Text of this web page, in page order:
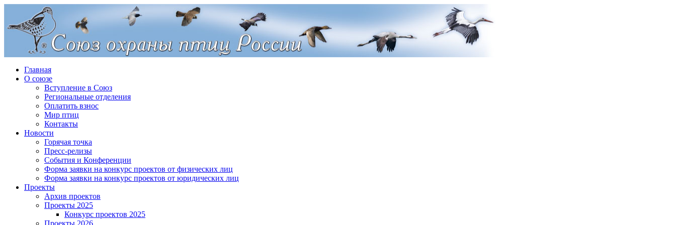
Главная
О союзе
Вступление в Союз
Региональные отделения
Оплатить взнос
Мир птиц
Контакты
Новости
Горячая точка
Пресс-релизы
События и Конференции
Форма заявки на конкурс проектов от физических лиц
Форма заявки на конкурс проектов от юридических лиц
Проекты
Архив проектов
Проекты 2025
Конкурс проектов 2025
Проекты 2026